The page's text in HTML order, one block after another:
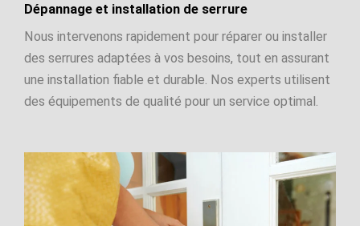
Dépannage et installation de serrure
Nous intervenons rapidement pour réparer ou installer
des serrures adaptées à vos besoins, tout en assurant
une installation fiable et durable. Nos experts utilisent
des équipements de qualité pour un service optimal.